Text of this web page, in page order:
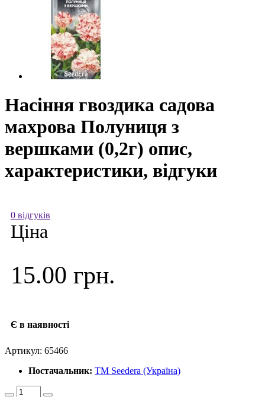
Насіння гвоздика садова
махрова Полуниця з
вершками (0,2г) опис,
характеристики, відгуки
0 відгуків
Ціна
15.00 грн.
Є в наявності
Артикул: 65466
Постачальник: ТМ Seedera (Україна)